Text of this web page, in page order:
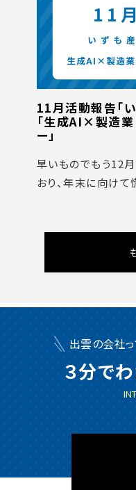
11月活動報告「
「生成AI×製造
ー」
早いものでもう12
おり、年末に向け
出雲の会社っ
３分で